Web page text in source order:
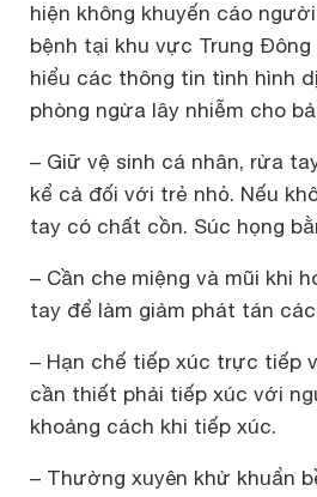
hiện không khuyến cáo
bệnh tại khu vực Trung
hiểu các thông tin tình hình
phòng ngừa lây nhiễm cho
– Giữ vệ sinh cá nhân, rửa
kể cả đối với trẻ nhỏ. Nếu
tay có chất cồn. Súc họng
– Cần che miệng và mũi khi
tay để làm giảm phát tán
– Hạn chế tiếp xúc trực tiếp
cần thiết phải tiếp xúc với
khoảng cách khi tiếp xúc.
– Thường xuyên khử khuẩn